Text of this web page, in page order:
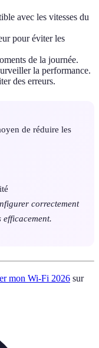
avec les vitesses du
pour éviter les
de la journée.
la performance.
des erreurs.
de réduire les
correctement
mon Wi-Fi 2026 sur